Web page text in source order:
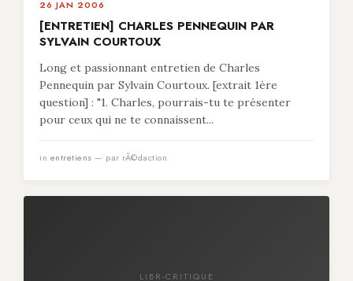
26 JAN 2006
[ENTRETIEN] CHARLES PENNEQUIN PAR
SYLVAIN COURTOUX
Long et passionnant entretien de Charles
Pennequin par Sylvain Courtoux. [extrait 1ère
question] : "1. Charles, pourrais-tu te présenter
pour ceux qui ne te connaissent...
in entretiens — par rÃ©daction
LIBR-CRITIQUE